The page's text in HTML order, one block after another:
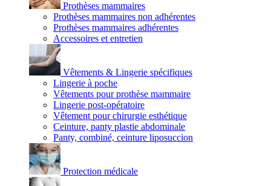
Prothèses mammaires
Prothèses mammaires non adhérentes
Prothèses mammaires adhérentes
Accessoires et entretien
Vêtements & Lingerie spécifiques
Lingerie à poche
Vêtements pour prothèse mammaire
Lingerie post-opératoire
Vêtement pour chirurgie esthétique
Ceinture, panty plastie abdominale
Panty, combiné, ceinture liposuccion
Protection médicale